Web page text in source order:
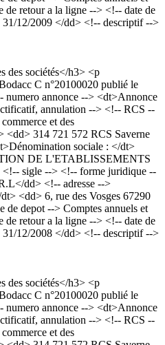
de retour a la ligne --> <!-- date de
12/2009 </dd> <!-- descriptif -->
des sociétés</h3> <p
C n°20100020 publié le
annonce --> <dt>Annonce
annulation --> <!-- RCS --
et des
<dd> 314 721 572 RCS Saverne
sociale : </dt>
DE L'ETABLISSEMENTS
sigle --> <!-- forme juridique --
dd> <!-- adresse -->
<dd> 6, rue des Vosges 67290
de depot --> Comptes annuels et
de retour a la ligne --> <!-- date de
12/2008 </dd> <!-- descriptif -->
des sociétés</h3> <p
C n°20100020 publié le
annonce --> <dt>Annonce
annulation --> <!-- RCS --
et des